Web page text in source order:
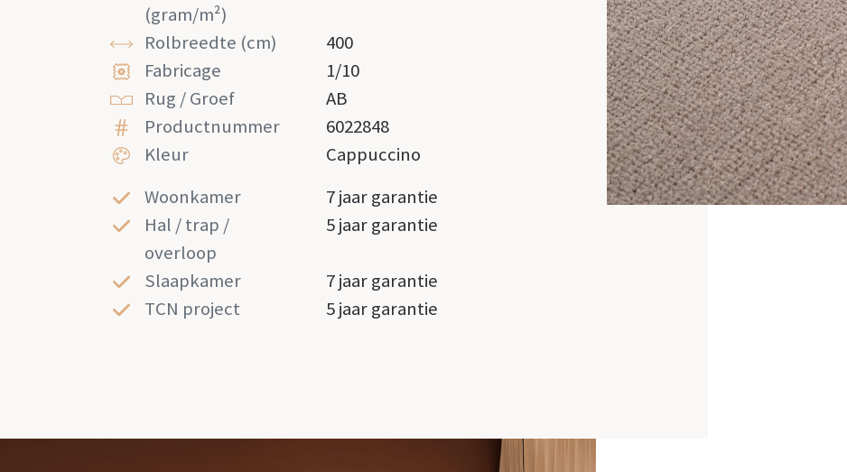
(gram/m²)
Rolbreedte (cm)
400
Fabricage
1/10
Rug / Groef
AB
Productnummer
6022848
Kleur
Cappuccino
Woonkamer
7 jaar garantie
Hal / trap /
overloop
5 jaar garantie
Slaapkamer
7 jaar garantie
TCN project
5 jaar garantie